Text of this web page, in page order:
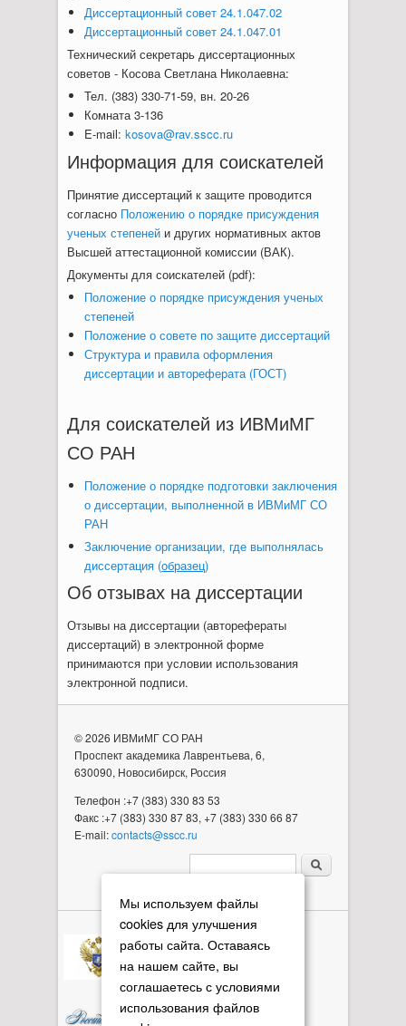
Диссертационный совет 24.1.047.02
Диссертационный совет 24.1.047.01
Технический секретарь диссертационных
советов - Косова Светлана Николаевна:
Тел. (383) 330-71-59, вн. 20-26
Комната 3-136
E-mail:kosova@rav.sscc.ru
Информация для соискателей
Принятие диссертаций к защите проводится
согласно Положению о порядке присуждения
ученых степенейи других нормативных актов
Высшей аттестационной комиссии (ВАК).
Документы для соискателей (pdf):
Положение о порядке присуждения ученых
степеней
Положение о совете по защите диссертаций
Структура и правила оформления
диссертации и автореферата (ГОСТ)
Для соискателей из ИВМиМГ
СО РАН
Положение о порядке подготовки заключения
о диссертации, выполненной в ИВМиМГ СО
РАН
Заключение организации, где выполнялась
диссертация (образец)
Об отзывах на диссертации
Отзывы на диссертации (авторефераты
диссертаций) в электронной форме
принимаются при условии использования
электронной подписи.
Мы используем файлы
cookies для улучшения
работы сайта. Оставаясь
на нашем сайте, вы
соглашаетесь с условиями
использования файлов
© 2026 ИВМиМГ СО РАН
Проспект академика Лаврентьева, 6,
630090, Новосибирск, Россия
Телефон :+7 (383) 330 83 53
Факс :+7 (383) 330 87 83, +7 (383) 330 66 87
E-mail:contacts@sscc.ru
Форма поиска